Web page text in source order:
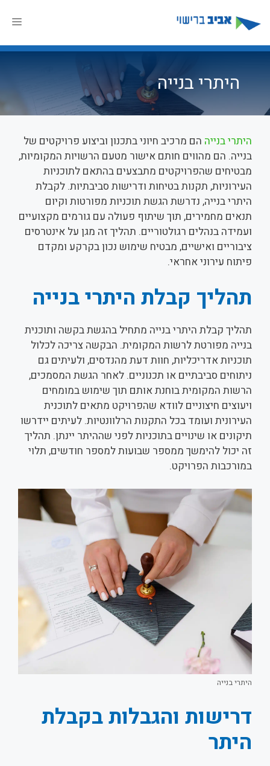
לתוכן
היתרי בנייה
היתרי בנייה הם מרכיב חיוני בתכנון וביצוע פרויקטים של
בנייה. הם מהווים חותם אישור מטעם הרשויות המקומיות,
מבטיחים שהפרויקטים מתבצעים בהתאם לתוכניות
העירוניות, תקנות בטיחות ודרישות סביבתיות. לקבלת
היתרי בנייה, נדרשת הגשת תוכניות מפורטות וקיום
תנאים מחמירים, תוך שיתוף פעולה עם גורמים מקצועיים
ועמידה בנהלים רגולטוריים. תהליך זה מגן על אינטרסים
ציבוריים ואישיים, מבטיח שימוש נכון בקרקע ומקדם
פיתוח עירוני אחראי.
תהליך קבלת היתרי בנייה
תהליך קבלת היתרי בנייה מתחיל בהגשת בקשה ותוכנית
בנייה מפורטת לרשות המקומית. הבקשה צריכה לכלול
תוכניות אדריכליות, חוות דעת מהנדסים, ולעיתים גם
ניתוחים סביבתיים או תכנוניים. לאחר הגשת המסמכים,
הרשות המקומית בוחנת אותם תוך שימוש במומחים
ויעוצים חיצוניים לוודא שהפרויקט מתאים לתוכנית
העירונית ועומד בכל התקנות הרלוונטיות. לעיתים יידרשו
תיקונים או שינויים בתוכניות לפני שההיתר יינתן. תהליך
זה יכול להימשך ממספר שבועות למספר חודשים, תלוי
במורכבות הפרויקט.
היתרי בנייה
דרישות והגבלות בקבלת
היתר